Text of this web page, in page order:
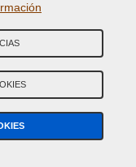
en pasta para